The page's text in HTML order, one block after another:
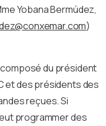
Yobana Bermúdez,
)
du président
et des présidents des
reçues. Si
programmer des